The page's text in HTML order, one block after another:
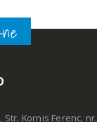
Kornis Ferenc, nr.